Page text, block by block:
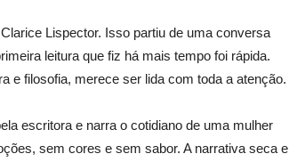
Lispector. Isso partiu de uma conversa
leitura que fiz há mais tempo foi rápida.
e filosofia, merece ser lida com toda a atenção.
escritora e narra o cotidiano de uma mulher
sem cores e sem sabor. A narrativa seca e